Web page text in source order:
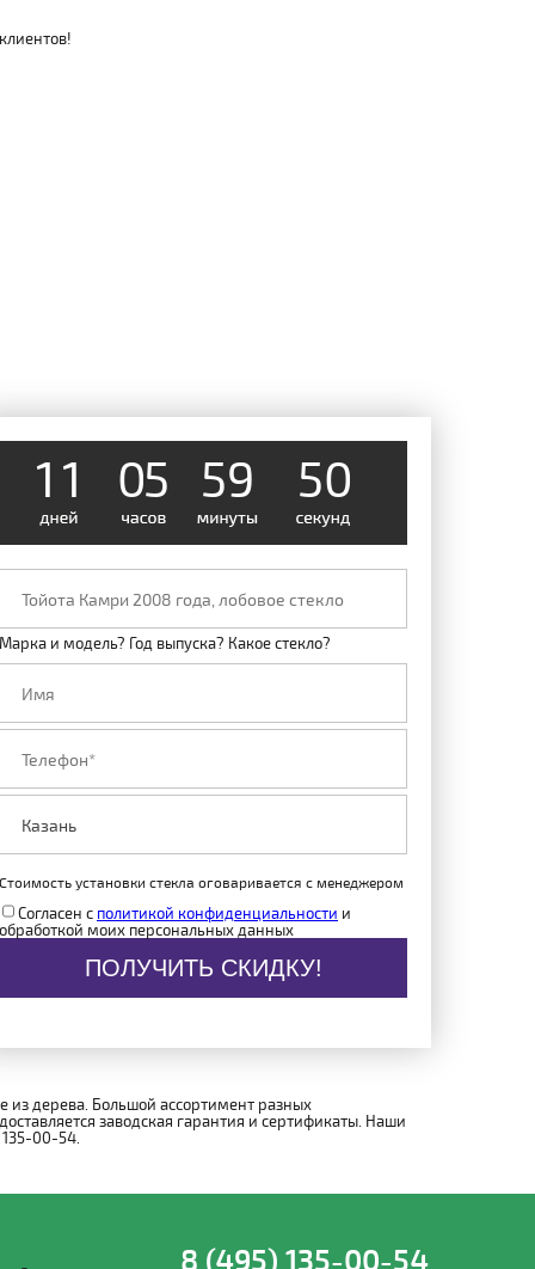
1 1 05 59
50
Марка и модель? Год выпуска? Какое стекло?
Стоимость установки стекла оговаривается с менеджером
Согласен с политикой конфиденциальности и
обработкой моих персональных данных
ПОЛУЧИТЬ СКИДКУ!
из дерева. Большой ассортимент разных
заводская гарантия и сертификаты. Наши
00-54.
8 (495) 135-00-54